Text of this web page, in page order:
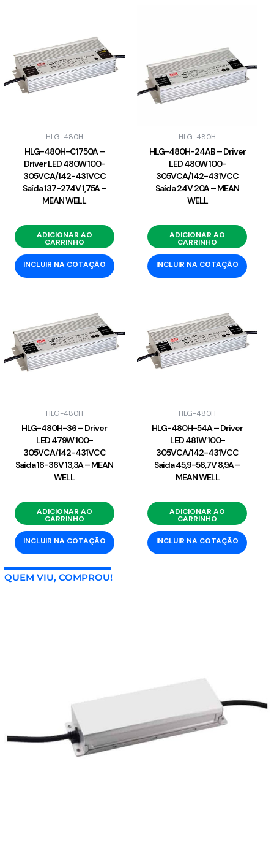
HLG-480H
HLG-480H-C1750A –
Driver LED 480W 100-
305VCA/142-431VCC
Saída 137-274V 1,75A –
MEAN WELL
ADICIONAR AO
CARRINHO
INCLUIR NA COTAÇÃO
HLG-480H
HLG-480H-24AB – Driver
LED 480W 100-
305VCA/142-431VCC
Saída 24V 20A – MEAN
WELL
ADICIONAR AO
CARRINHO
INCLUIR NA COTAÇÃO
HLG-480H
HLG-480H-36 – Driver
LED 479W 100-
305VCA/142-431VCC
Saída 18-36V 13,3A – MEAN
WELL
ADICIONAR AO
CARRINHO
INCLUIR NA COTAÇÃO
HLG-480H
HLG-480H-54A – Driver
LED 481W 100-
305VCA/142-431VCC
Saída 45,9-56,7V 8,9A –
MEAN WELL
ADICIONAR AO
CARRINHO
INCLUIR NA COTAÇÃO
QUEM VIU, COMPROU!